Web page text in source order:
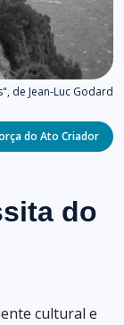
de Jean-Luc Godard
do Ato Criador
do
cultural e